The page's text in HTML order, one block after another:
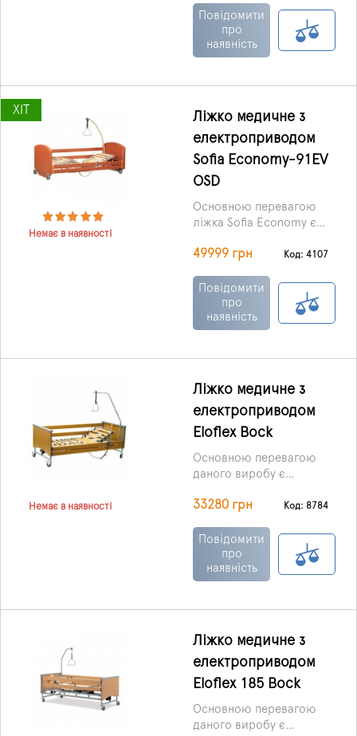
спини.
Повідомити
про
наявність
ХІТ
Немає в наявності
Ліжко медичне з
електроприводом
Sofia Economy-91EV
OSD
Основною перевагою
ліжка Sofia Economy є
допомогою якого
регулювання загальної
висоти ліжка, кута
нахилу ножний,
49999 грн Код: 4107
Повідомити
про
наявність
Немає в наявності
Ліжко медичне з
електроприводом
Eloflex Bock
Основною перевагою
даного виробу є
автоматичні функції, що
умови для пацієнта та
догляду за ним у період
реабілітації та
33280 грн Код: 8784
Повідомити
про
наявність
Ліжко медичне з
електроприводом
Eloflex 185 Bock
Основною перевагою
даного виробу є